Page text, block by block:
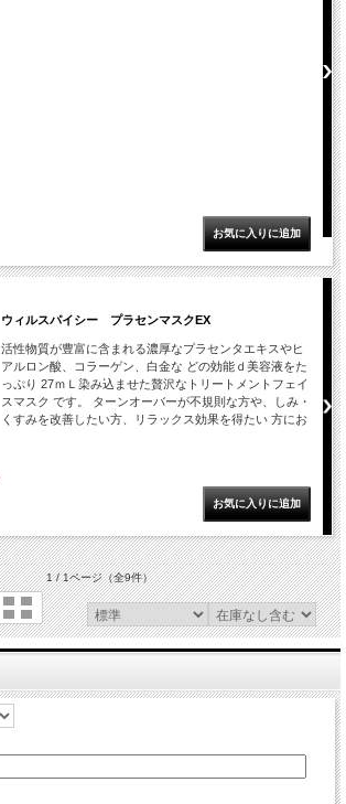
ウィルスパイシー プラセンマスクEX
活性物質が豊富に含まれる濃厚なプラセンタエキスやヒ
アルロン酸、コラーゲン、白金な どの効能ｄ美容液をた
っぷり 27ｍＬ染み込ませた贅沢なトリートメントフェイ
スマスク です。 ターンオーバーが不規則な方や、しみ・
くすみを改善したい方、リラックス効果を得たい 方にお
1 / 1ページ（全9件）